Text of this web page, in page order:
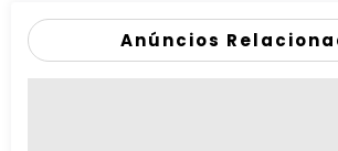
Anúncios